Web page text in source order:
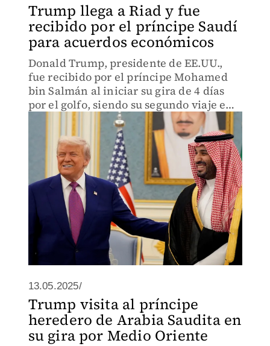
Trump llega a Riad y fue
recibido por el príncipe Saudí
para acuerdos económicos
Donald Trump, presidente de EE.UU.,
fue recibido por el príncipe Mohamed
bin Salmán al iniciar su gira de 4 días
por el golfo, siendo su segundo viaje en
su segundo mandato.
13.05.2025/
Trump visita al príncipe
heredero de Arabia Saudita en
su gira por Medio Oriente